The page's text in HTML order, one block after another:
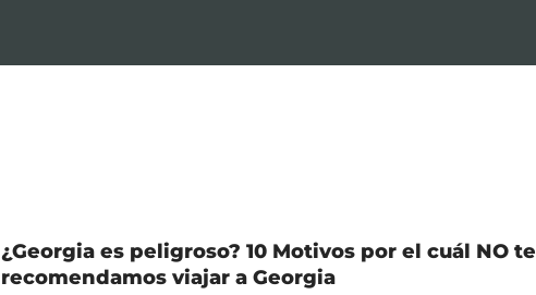
¿Georgia es peligroso? 10 Motivos por el cuál NO te
recomendamos viajar a Georgia